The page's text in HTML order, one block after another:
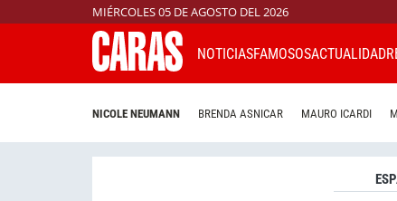
MIÉRCOLES 05 DE AGOSTO DEL 2026
NOTICIASFAMOSOSACTUALIDAD
NICOLE NEUMANN BRENDA ASNICAR MAURO ICARDI